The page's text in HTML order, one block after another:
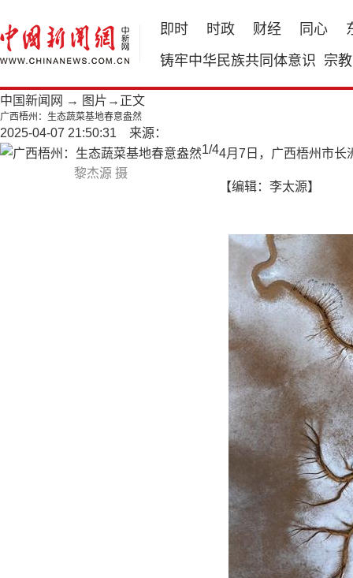
即时 时政 财经 同心
铸牢中华民族共同体意识 宗教
中国新闻网 → 图片 →正文
广西梧州：生态蔬菜基地春意盎然
2025-04-07 21:50:31 来源：
黎杰源 摄
1/44月7日，广西梧州市长
【编辑：李太源】